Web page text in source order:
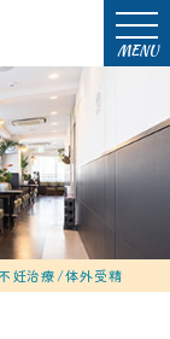
MENU
妊治療/体外受精